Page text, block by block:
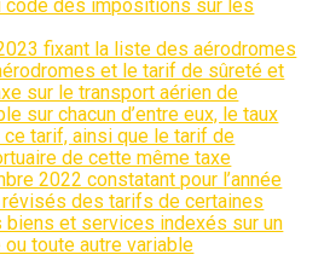
code des impositions sur les
fixant la liste des aérodromes
et le tarif de sûreté et
sur le transport aérien de
sur chacun d’entre eux, le taux
tarif, ainsi que le tarif de
de cette même taxe
2022 constatant pour l’année
des tarifs de certaines
et services indexés sur un
ou toute autre variable